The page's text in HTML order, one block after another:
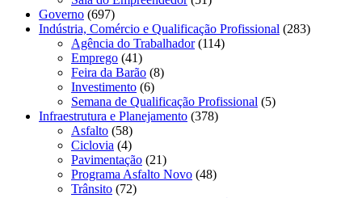
Governo (697)
Indústria, Comércio e Qualificação Profissional (283)
Agência do Trabalhador(114)
Emprego (41)
Feira da Barão (8)
Investimento (6)
Semana de Qualificação Profissional (5)
Infraestrutura e Planejamento (378)
Asfalto (58)
Ciclovia (4)
Pavimentação (21)
Programa Asfalto Novo (48)
Trânsito (72)